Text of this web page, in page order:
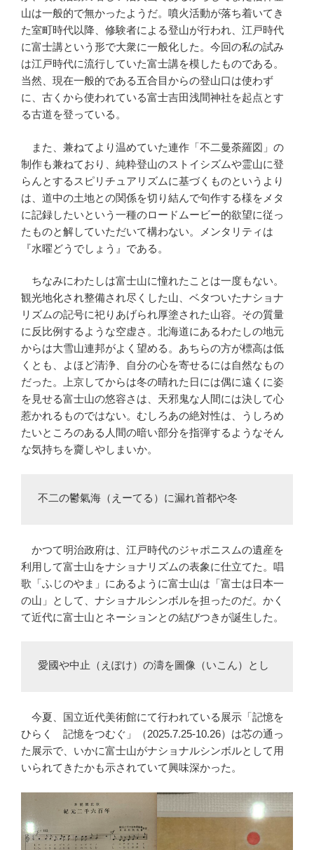
山は一般的で無かったようだ。噴火活動が落ち着いてき
た室町時代以降、修験者による登山が行われ、江戸時代
に富士講という形で大衆に一般化した。今回の私の試み
は江戸時代に流行していた富士講を模したものである。
当然、現在一般的である五合目からの登山口は使わず
に、古くから使われている富士吉田浅間神社を起点とす
る古道を登っている。
また、兼ねてより温めていた連作「不二曼荼羅図」の
制作も兼ねており、純粋登山のストイシズムや霊山に登
らんとするスピリチュアリズムに基づくものというより
は、道中の土地との関係を切り結んで句作する様をメタ
に記録したいという一種のロードムービー的欲望に従っ
たものと解していただいて構わない。メンタリティは
『水曜どうでしょう』である。
ちなみにわたしは富士山に憧れたことは一度もない。
観光地化され整備され尽くした山、ベタついたナショナ
リズムの記号に祀りあげられ厚塗された山容。その質量
に反比例するような空虚さ。北海道にあるわたしの地元
からは大雪山連邦がよく望める。あちらの方が標高は低
くとも、よほど清浄、自分の心を寄せるには自然なもの
だった。上京してからは冬の晴れた日には偶に遠くに姿
を見せる富士山の悠容さは、天邪鬼な人間には決して心
惹かれるものではない。むしろあの絶対性は、うしろめ
たいところのある人間の暗い部分を指弾するようなそん
な気持ちを齎しやしまいか。
不二の鬱氣海（えーてる）に漏れ首都や冬
かつて明治政府は、江戸時代のジャポニスムの遺産を
利用して富士山をナショナリズムの表象に仕立てた。唱
歌「ふじのやま」にあるように富士山は「富士は日本一
の山」として、ナショナルシンボルを担ったのだ。かく
て近代に富士山とネーションとの結びつきが誕生した。
愛國や中止（えぽけ）の濤を圖像（いこん）とし
今夏、国立近代美術館にて行われている展示「記憶を
ひらく 記憶をつむぐ」（2025.7.25-10.26）は芯の通っ
た展示で、いかに富士山がナショナルシンボルとして用
いられてきたかも示されていて興味深かった。